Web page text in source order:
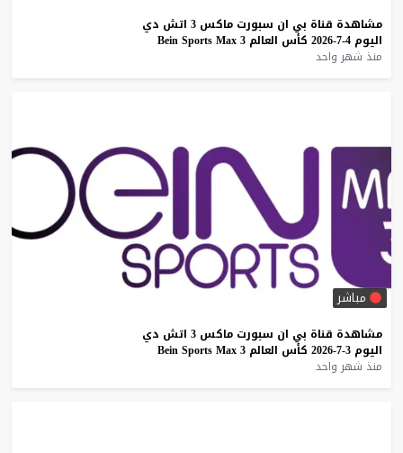
مشاهدة قناة بي ان سبورت ماكس 3 اتش دي
اليوم 4-7-2026 كأس العالم Bein Sports Max 3
منذ شهر واحد
مباشر
مشاهدة قناة بي ان سبورت ماكس 3 اتش دي
اليوم 3-7-2026 كأس العالم Bein Sports Max 3
منذ شهر واحد